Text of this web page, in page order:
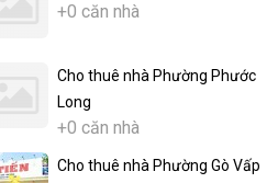
+0 căn nhà
Cho thuê nhà Phường Phước
Long
+0 căn nhà
Cho thuê nhà Phường Gò Vấp